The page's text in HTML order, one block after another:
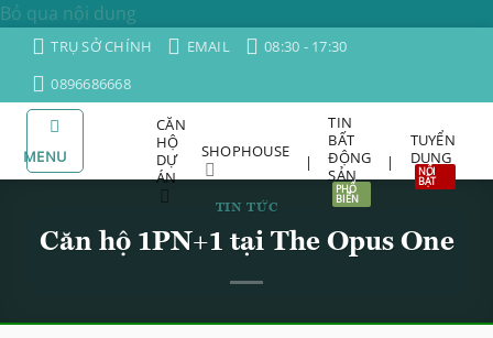
Bỏ qua nội dung
TRỤ SỞ CHÍNH EMAIL
08:30 - 17:30
0896686668
MENU
CĂN
HỘ
DỰ
ÁN
SHOPHOUSE
|
TIN
BẤT
ĐỘNG
SẢN
|
TUYỂN
DỤNG
TIN TỨC
Căn hộ 1PN+1 tại The Opus One